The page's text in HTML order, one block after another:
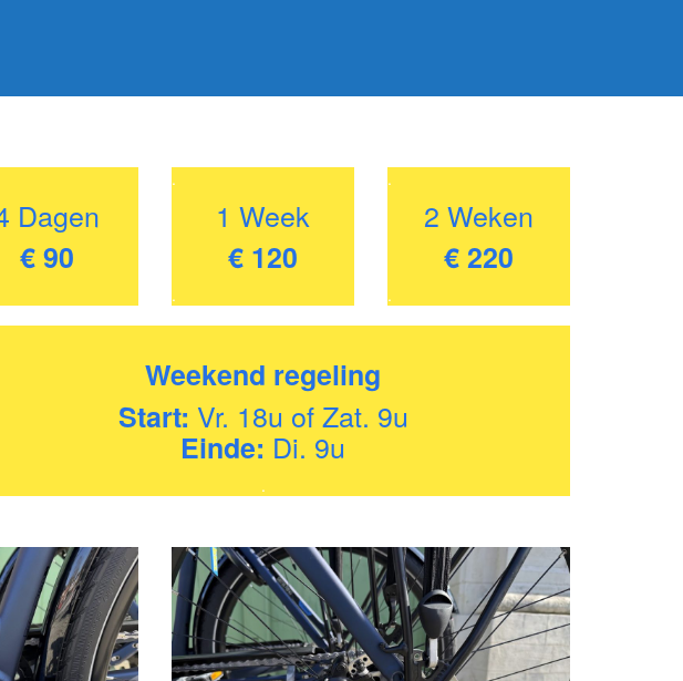
Dagen
€ 90
.
1 Week
€ 120
.
.
2 Weken
€ 220
.
Weekend regeling
Start: Vr. 18u of Zat. 9u
Einde: Di. 9u
.